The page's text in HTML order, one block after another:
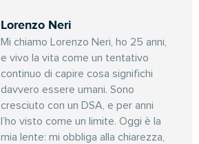
Lorenzo Neri
Mi chiamo Lorenzo Neri, ho 25 anni,
e vivo la vita come un tentativo
continuo di capire cosa significhi
davvero essere umani. Sono
cresciuto con un DSA, e per anni
l’ho visto come un limite. Oggi è la
mia lente: mi obbliga alla chiarezza,